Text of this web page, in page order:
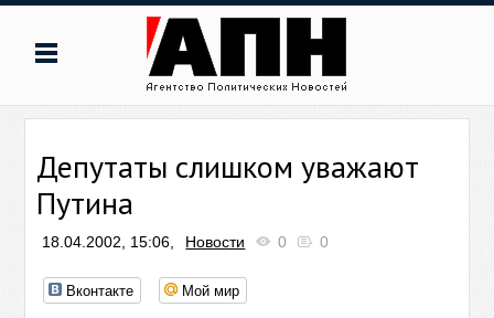
Депутаты слишком уважают
Путина
18.04.2002, 15:06, Новости 0 0
Вконтакте Мой мир